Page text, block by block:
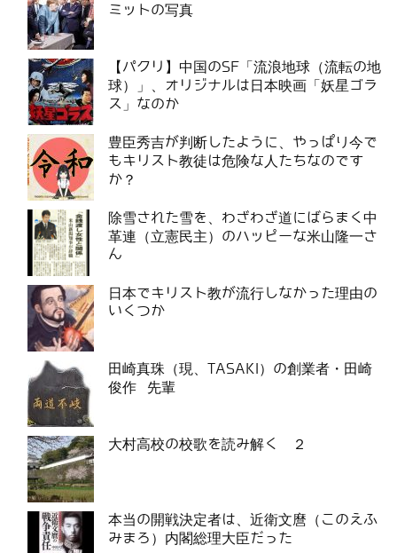
ミットの写真
【パクリ】中国のSF「流浪地球（流転の地
球）」、オリジナルは日本映画「妖星ゴラ
ス」なのか
豊臣秀吉が判断したように、やっぱり今で
もキリスト教徒は危険な人たちなのです
か？
除雪された雪を、わざわざ道にばらまく中
革連（立憲民主）のハッピーな米山隆一さ
ん
日本でキリスト教が流行しなかった理由の
いくつか
田崎真珠（現、TASAKI）の創業者・田崎
俊作 先輩
大村高校の校歌を読み解く ２
本当の開戦決定者は、近衛文麿（このえふ
みまろ）内閣総理大臣だった